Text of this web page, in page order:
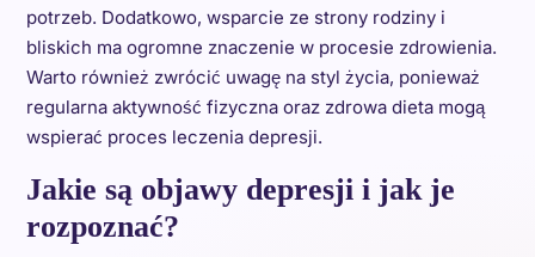
potrzeb. Dodatkowo, wsparcie ze strony rodziny i
bliskich ma ogromne znaczenie w procesie zdrowienia.
Warto również zwrócić uwagę na styl życia, ponieważ
regularna aktywność fizyczna oraz zdrowa dieta mogą
wspierać proces leczenia depresji.
Jakie są objawy depresji i jak je
rozpoznać?